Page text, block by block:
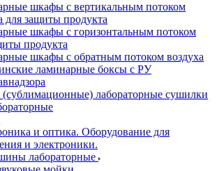
шкафы с вертикальным потоком
для защиты продукта
шкафы с горизонтальным потоком
продукта
шкафы с обратным потоком воздуха
ламинарные боксы с РУ
лабораторные сушилки
и оптика. Оборудование для
и электроники.
лабораторные